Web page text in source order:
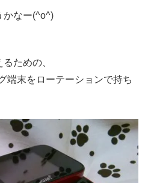
かなー(^o^)
ための、
端末をローテーションで持ち